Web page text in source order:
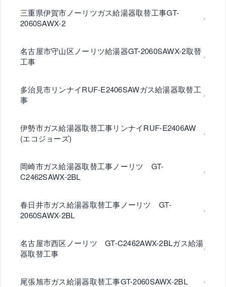
三重県伊賀市ノーリツガス給湯器取替工事GT-
2060SAWX-2
名古屋市守山区ノーリツ給湯器GT-2060SAWX-2取替
工事
多治見市リンナイRUF-E2406SAWガス給湯器取替工
事
伊勢市ガス給湯器取替工事リンナイRUF-E2406AW
(エコジョーズ)
岡崎市ガス給湯器取替工事ノーリツ GT-
C2462SAWX-2BL
春日井市ガス給湯器取替工事ノーリツ GT-
2060SAWX-2BL
名古屋市西区ノーリツ GT-C2462AWX-2BLガス給湯
器取替工事
尾張旭市ガス給湯器取替工事GT-2060SAWX-2BL